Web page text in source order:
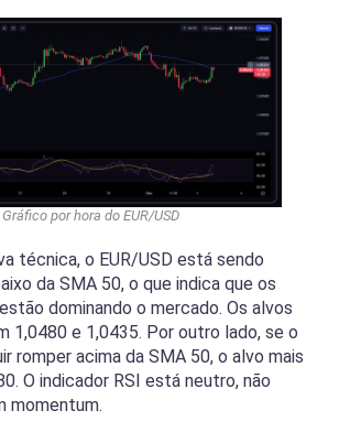
Gráfico por hora do EUR/USD
técnica, o EUR/USD está sendo
da SMA 50, o que indica que os
dominando o mercado. Os alvos
1,0480 e 1,0435. Por outro lado, se o
romper acima da SMA 50, o alvo mais
O indicador RSI está neutro, não
momentum.